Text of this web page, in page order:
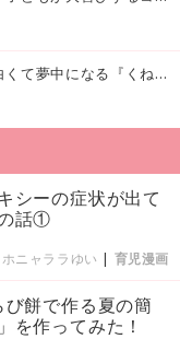
【簡単折り紙】つなげて遊ぶと面白くて夢中になる『くねくねへびさんの作り方』
シーの症状が出て
話①
ホニャララゆい | 育児漫画
餅で作る夏の簡
を作ってみた！